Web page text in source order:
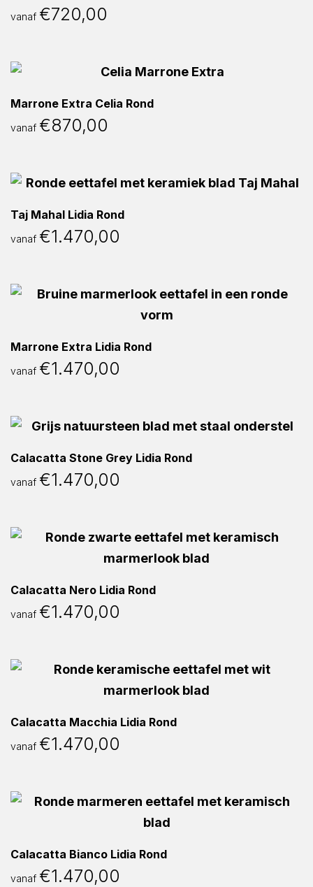
vanaf €720,00
Marrone Extra Celia Rond
vanaf €870,00
Taj Mahal Lidia Rond
vanaf €1.470,00
Marrone Extra Lidia Rond
vanaf €1.470,00
Calacatta Stone Grey Lidia Rond
vanaf €1.470,00
Calacatta Nero Lidia Rond
vanaf €1.470,00
Calacatta Macchia Lidia Rond
vanaf €1.470,00
Calacatta Bianco Lidia Rond
vanaf €1.470,00